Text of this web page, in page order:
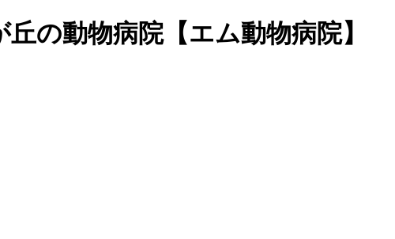
の動物病院【エム動物病院】